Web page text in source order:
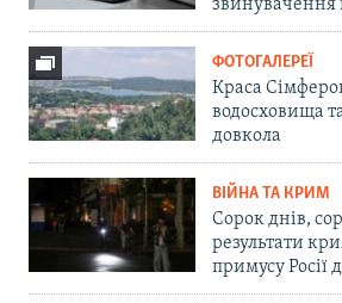
звинувачення
ФОТОГАЛЕРЕЇ
Краса
водосховища
довкола
ВІЙНА ТА КРИМ
Сорок днів,
результати
примусу Росії